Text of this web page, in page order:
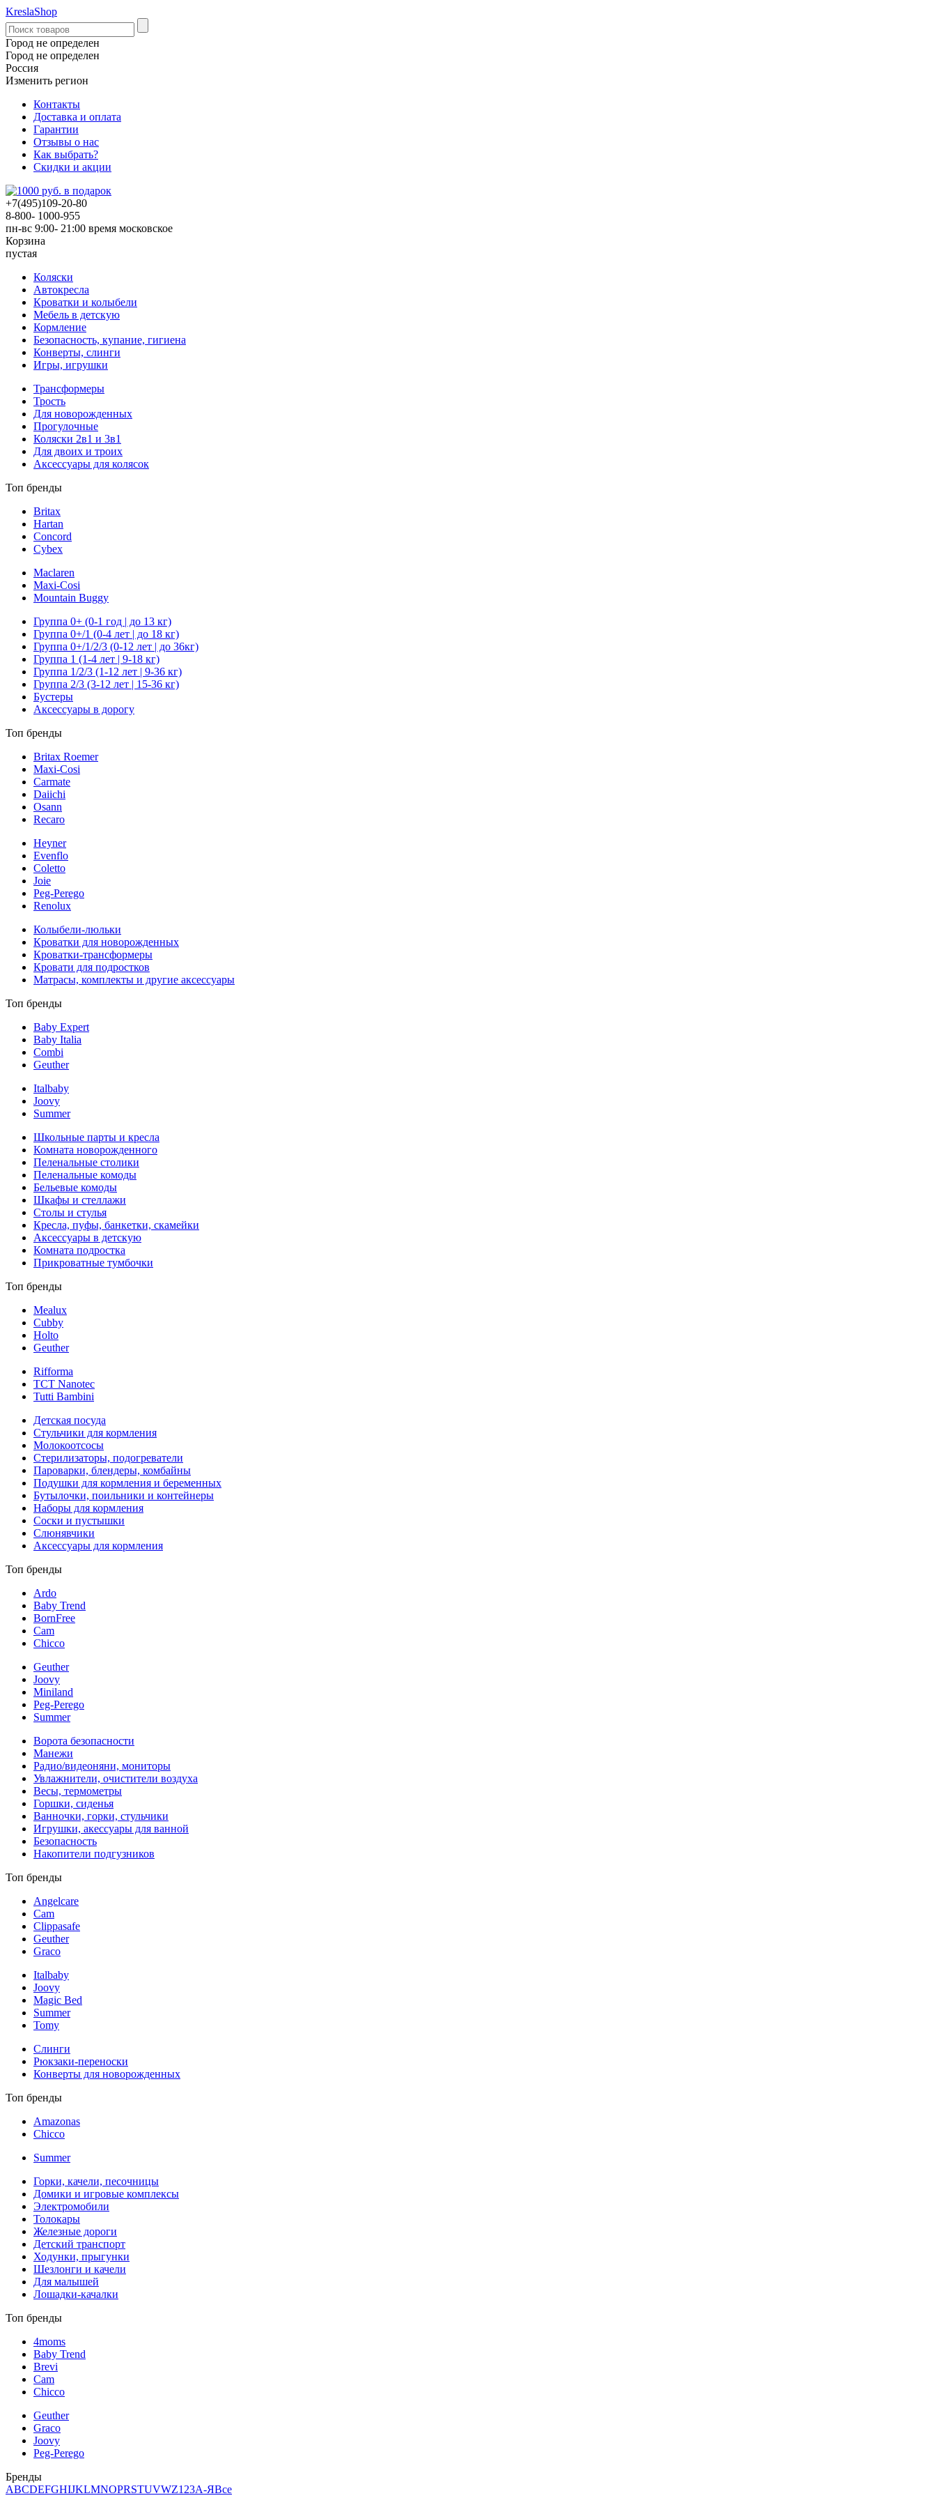
KreslaShop
Город не определен
Город не определен
Россия
Изменить регион
Контакты
Доставка и оплата
Гарантии
Отзывы о нас
Как выбрать?
Скидки и акции
+7(495)109-20-80
8-800- 1000-955
пн-вс 9:00- 21:00 время московское
Корзина
пустая
Коляски
Автокресла
Кроватки и колыбели
Мебель в детскую
Кормление
Безопасность, купание, гигиена
Конверты, слинги
Игры, игрушки
Трансформеры
Трость
Для новорожденных
Прогулочные
Коляски 2в1 и 3в1
Для двоих и троих
Аксессуары для колясок
Топ бренды
Britax
Hartan
Concord
Cybex
Maclaren
Maxi-Cosi
Mountain Buggy
Группа 0+ (0-1 год | до 13 кг)
Группа 0+/1 (0-4 лет | до 18 кг)
Группа 0+/1/2/3 (0-12 лет | до 36кг)
Группа 1 (1-4 лет | 9-18 кг)
Группа 1/2/3 (1-12 лет | 9-36 кг)
Группа 2/3 (3-12 лет | 15-36 кг)
Бустеры
Аксессуары в дорогу
Топ бренды
Britax Roemer
Maxi-Cosi
Carmate
Daiichi
Osann
Recaro
Heyner
Evenflo
Coletto
Joie
Peg-Perego
Renolux
Колыбели-люльки
Кроватки для новорожденных
Кроватки-трансформеры
Кровати для подростков
Матрасы, комплекты и другие аксессуары
Топ бренды
Baby Expert
Baby Italia
Combi
Geuther
Italbaby
Joovy
Summer
Школьные парты и кресла
Комната новорожденного
Пеленальные столики
Пеленальные комоды
Бельевые комоды
Шкафы и стеллажи
Столы и стулья
Кресла, пуфы, банкетки, скамейки
Аксессуары в детскую
Комната подростка
Прикроватные тумбочки
Топ бренды
Mealux
Cubby
Holto
Geuther
Rifforma
TCT Nanotec
Tutti Bambini
Детская посуда
Стульчики для кормления
Молокоотсосы
Стерилизаторы, подогреватели
Пароварки, блендеры, комбайны
Подушки для кормления и беременных
Бутылочки, поильники и контейнеры
Наборы для кормления
Соски и пустышки
Слюнявчики
Аксессуары для кормления
Топ бренды
Ardo
Baby Trend
BornFree
Cam
Chicco
Geuther
Joovy
Miniland
Peg-Perego
Summer
Ворота безопасности
Манежи
Радио/видеоняни, мониторы
Увлажнители, очистители воздуха
Весы, термометры
Горшки, сиденья
Ванночки, горки, стульчики
Игрушки, акессуары для ванной
Безопасность
Накопители подгузников
Топ бренды
Angelcare
Cam
Clippasafe
Geuther
Graco
Italbaby
Joovy
Magic Bed
Summer
Tomy
Слинги
Рюкзаки-переноски
Конверты для новорожденных
Топ бренды
Amazonas
Chicco
Summer
Горки, качели, песочницы
Домики и игровые комплексы
Электромобили
Толокары
Железные дороги
Детский транспорт
Ходунки, прыгунки
Шезлонги и качели
Для малышей
Лошадки-качалки
Топ бренды
4moms
Baby Trend
Brevi
Cam
Chicco
Geuther
Graco
Joovy
Peg-Perego
Бренды
ABCDEFGHIJKLMNOPRSTUVWZ123А-ЯВсе